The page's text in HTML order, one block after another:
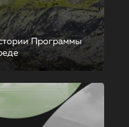
Программы